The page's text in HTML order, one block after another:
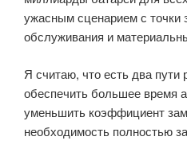
ужасным сценарием с точки
обслуживания и
Я считаю, что есть два
обеспечить большее время
уменьшить коэффициент
необходимость полностью